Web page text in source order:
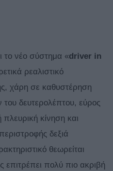
το νέο σύστημα «driver in
ρεαλιστικό
χάρη σε καθυστέρηση
του δευτερολέπτου, εύρος
κίνηση και
δεξιά
θεωρείται
επιτρέπει πολύ πιο ακριβή